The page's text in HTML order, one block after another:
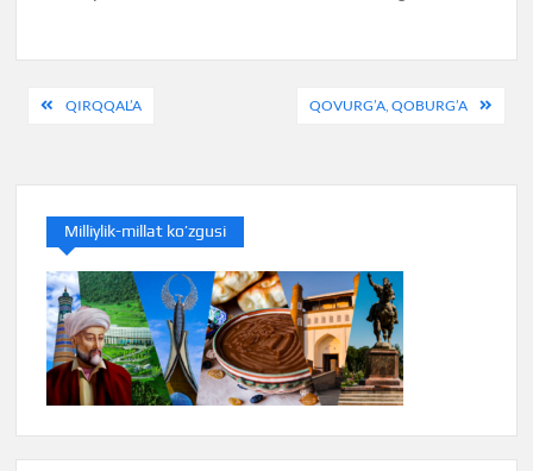
PostQIRQQAL’A QOVURG’A, QOBURG’A
Milliylik-millat ko’zgusi